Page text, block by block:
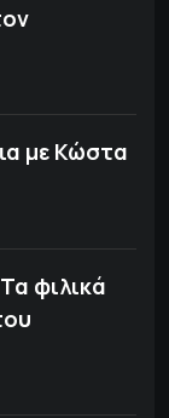
με Κώστα
φιλικά